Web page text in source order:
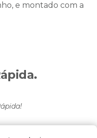
e montado com a